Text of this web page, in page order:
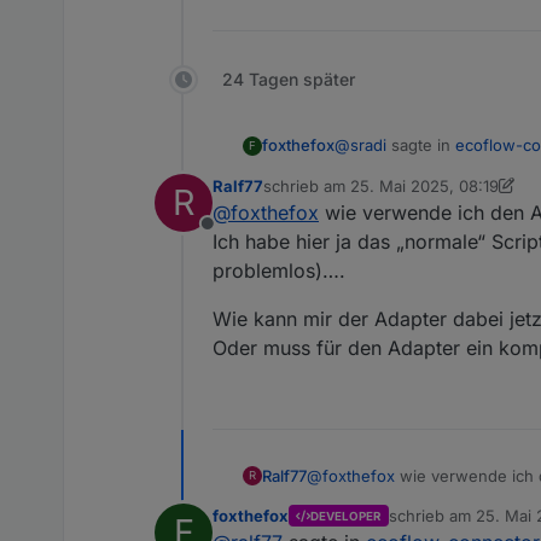
24 Tagen später
F foxthefox@sradi sagte in ecoflow-
@foxthefox @Waly_de -
Schnittstellenproblem
Über eine kurze
Wenn etwas im Kontext
besten im Adapter Thread
updaten. Für SOC gibt es
fürs Script geht und es
R
Offline
Ralf77schrieb am 25. Mai 2025, 08:19
zuletzt editiert von Ralf77
@foxthefox wie verwende ich den
Ich habe hier ja das „normale“
problemlos)….
Wie kann mir der Adapter dabei
Oder muss für den Adapter ein
R Ralf77@foxthefox wie verwende ich
….
Wie kann mir der Adapter
F foxthefox DEVELOPER schrieb am 25. Mai
zuletzt editiert von